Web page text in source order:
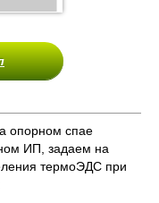
опорном спае
ИП, задаем на
термоЭДС при